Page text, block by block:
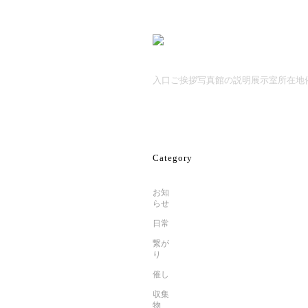
入口 ご挨拶写真館の説明 展示室所在地
Category
お知
らせ
日常
繋が
り
催し
収集
物